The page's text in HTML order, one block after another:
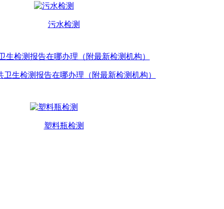
污水检测
卫生检测报告在哪办理（附最新检测机构）
塑料瓶检测